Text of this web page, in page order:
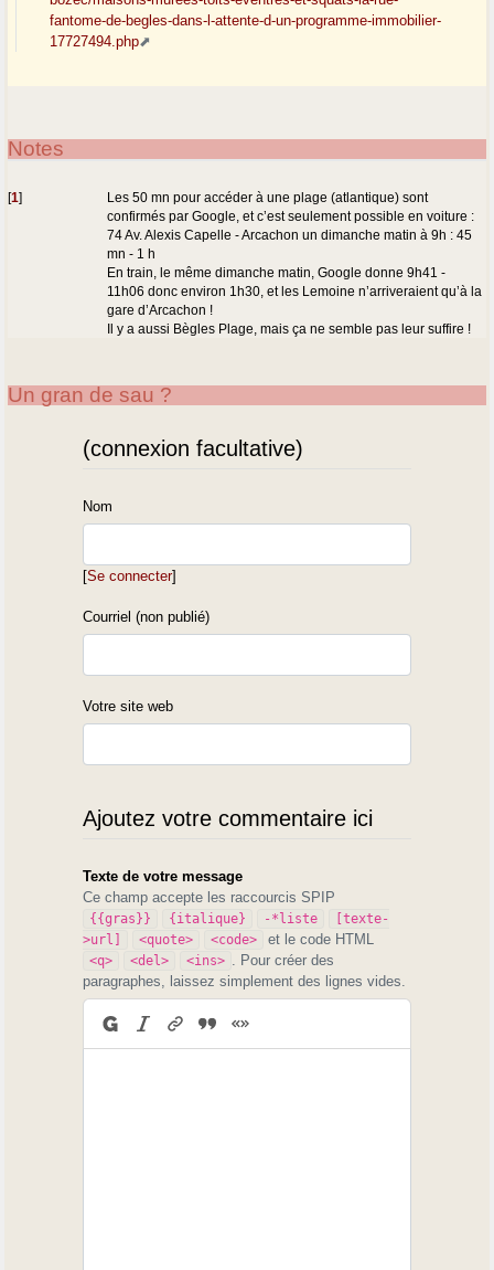
fantome-de-begles-dans-l-attente-d-un-programme-immobilier-
17727494.php
Notes
[1]
Les 50 mn pour accéder à une plage (atlantique) sont
confirmés par Google, et c’est seulement possible en voiture :
74 Av. Alexis Capelle - Arcachon un dimanche matin à 9h : 45
mn - 1 h
En train, le même dimanche matin, Google donne 9h41 -
11h06 donc environ 1h30, et les Lemoine n’arriveraient qu’à la
gare d’Arcachon !
Il y a aussi Bègles Plage, mais ça ne semble pas leur suffire !
Un gran de sau ?
(connexion facultative)
Nom
[Se connecter]
Courriel (non publié)
Votre site web
Ajoutez votre commentaire ici
Texte de votre message
Ce champ accepte les raccourcis SPIP
{{gras}} {italique} -*liste
[texte-
>url]
<quote> <code> et le code HTML
<q> <del> <ins>
. Pour créer des
paragraphes, laissez simplement des lignes vides.